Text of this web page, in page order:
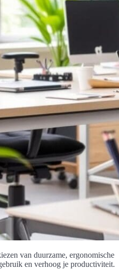
van duurzame, ergonomische
en verhoog je productiviteit.